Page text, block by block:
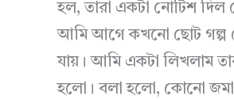
হল, তারা একটা নোটিশ দিল
আমি আগে কখনো ছোট গল্প
যায়। আমি একটা লিখলাম
হলো। বলা হলো, কোনো জমা